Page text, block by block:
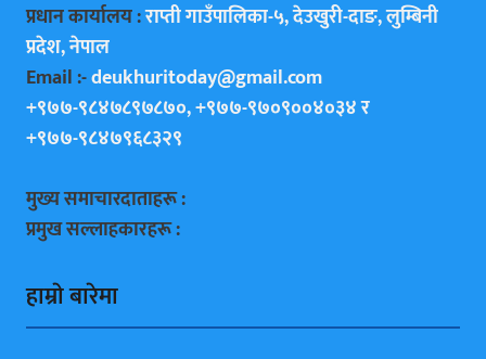
प्रधान कार्यालय :राप्ती गाउँपालिका-५, देउखुरी-दाङ, लुम्बिनी
प्रदेश, नेपाल
Email :-deukhuritoday@gmail.com
+९७७-९८४७८९७८७०, +९७७-९७०९००४०३४ र
+९७७-९८४७९६८३२९
मुख्य समाचारदाताहरू :
प्रमुख सल्लाहकारहरू :
हाम्राे बारेमा